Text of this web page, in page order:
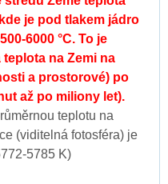
je pod tlakem jádro
6000 °C. To je
na Zemi na
a prostorové) po
až po miliony let).
teplotu na
(viditelná fotosféra) je
5785 K)